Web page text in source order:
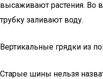
высаживают растения. Во
трубку заливают воду.
Вертикальные грядки из
Старые шины нельзя